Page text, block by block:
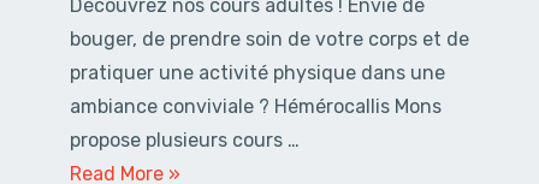
Découvrez nos cours adultes ! Envie de
bouger, de prendre soin de votre corps et de
pratiquer une activité physique dans une
ambiance conviviale ? Hémérocallis Mons
propose plusieurs cours …
Horaire
Read More »